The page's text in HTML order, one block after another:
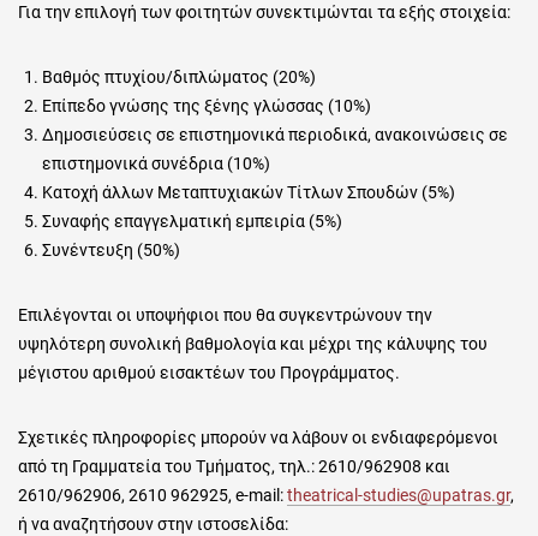
Για την επιλογή των φοιτητών συνεκτιμώνται τα εξής στοιχεία:
Βαθμός πτυχίου/διπλώματος (20%)
Επίπεδο γνώσης της ξένης γλώσσας (10%)
Δημοσιεύσεις σε επιστημονικά περιοδικά, ανακοινώσεις σε
επιστημονικά συνέδρια (10%)
Κατοχή άλλων Μεταπτυχιακών Τίτλων Σπουδών (5%)
Συναφής επαγγελματική εμπειρία (5%)
Συνέντευξη (50%)
Επιλέγονται οι υποψήφιοι που θα συγκεντρώνουν την
υψηλότερη συνολική βαθμολογία και μέχρι της κάλυψης του
μέγιστου αριθμού εισακτέων του Προγράμματος.
Σχετικές πληροφορίες μπορούν να λάβουν οι ενδιαφερόμενοι
από τη Γραμματεία του Τμήματος, τηλ.: 2610/962908 και
2610/962906, 2610 962925, e-mail:theatrical-studies@upatras.gr,
ή να αναζητήσουν στην ιστοσελίδα: